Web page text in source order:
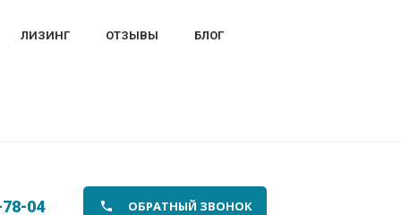
ЛИЗИНГ ОТЗЫВЫ БЛОГ
04 ОБРАТНЫЙ ЗВОНОК